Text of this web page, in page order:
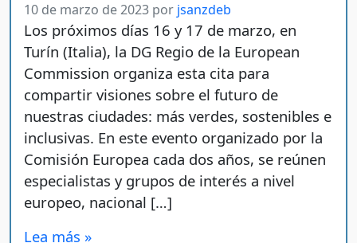
10 de marzo de 2023 por jsanzdeb
Los próximos días 16 y 17 de marzo, en
Turín (Italia), la DG Regio de la European
Commission organiza esta cita para
compartir visiones sobre el futuro de
nuestras ciudades: más verdes, sostenibles e
inclusivas. En este evento organizado por la
Comisión Europea cada dos años, se reúnen
especialistas y grupos de interés a nivel
europeo, nacional […]
Lea más »